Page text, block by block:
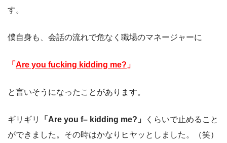
す。
僕自身も、会話の流れで危なく職場のマネージャーに
「 Are you fucking kidding me? 」
と言いそうになったことがあります。
ギリギリ 「Are you f– kidding me?」
くらいで止めること
ができました。その時はかなりヒヤッとしました。（笑）